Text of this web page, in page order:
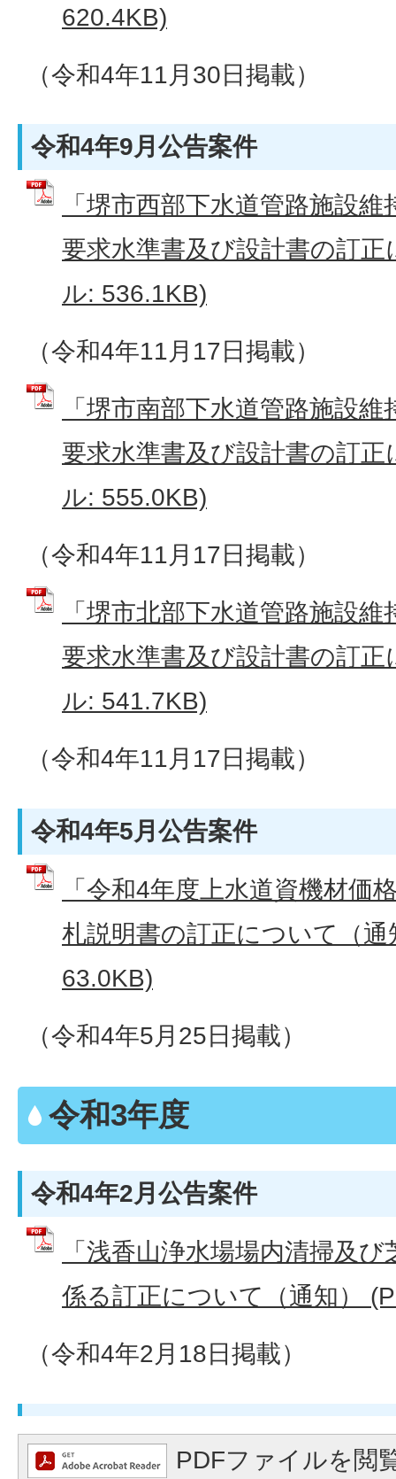
620.4KB)
（令和4年11月30日掲載）
令和4年9月公告案件
「堺市西部下水道管路施設
要求水準書及び設計書の訂
ル: 536.1KB)
（令和4年11月17日掲載）
「堺市南部下水道管路施設
要求水準書及び設計書の訂
ル: 555.0KB)
（令和4年11月17日掲載）
「堺市北部下水道管路施設
要求水準書及び設計書の訂
ル: 541.7KB)
（令和4年11月17日掲載）
令和4年5月公告案件
「令和4年度上水道資機材価
札説明書の訂正について（
63.0KB)
（令和4年5月25日掲載）
令和3年度
令和4年2月公告案件
「浅香山浄水場場内清掃及
係る訂正について（通知）
（令和4年2月18日掲載）
PDFファイルを閲